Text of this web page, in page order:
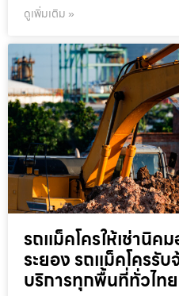
ดูเพิ่มเติม »
รถแม็คโครให้เช่านิค
ระยอง รถแม็คโครรับ
บริการทุกพื้นที่ทั่วไท